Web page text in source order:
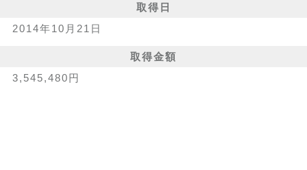
取得日
2014年10月21日
取得金額
3,545,480円